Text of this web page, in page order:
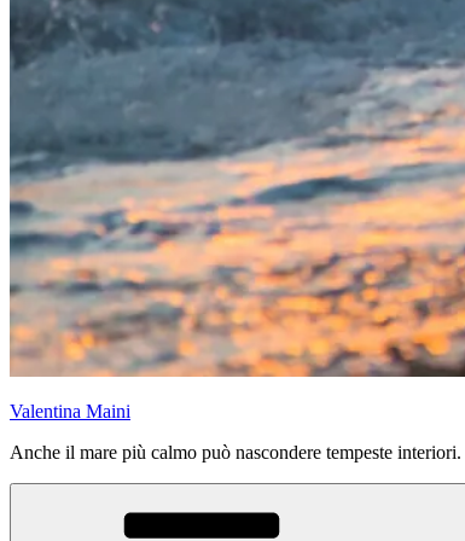
Valentina Maini
Anche il mare più calmo può nascondere tempeste